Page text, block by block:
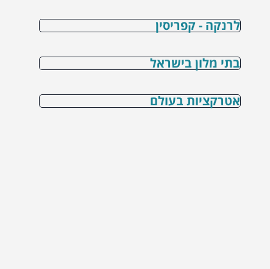
לרנקה - קפריסין
בתי מלון בישראל
אטרקציות בעולם